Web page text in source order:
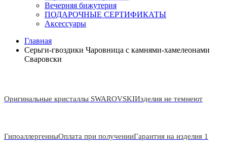
Вечерняя бижутерия
ПОДАРОЧНЫЕ СЕРТИФИКАТЫ
Аксессуары
Главная
Серьги-гвоздики Чаровница с камнями-хамелеонами
Сваровски
Оригинальные кристаллы SWAROVSKIИзделия не темнеют
ГипоаллергенныОплата при полученииГарантия на изделия 1